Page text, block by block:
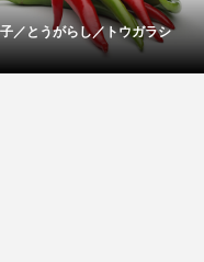
里芋／サトイモ／さといも